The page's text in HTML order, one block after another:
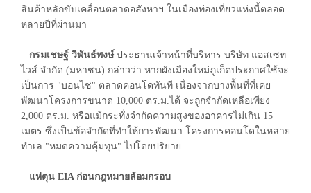
สินค้าหลักขับเคลื่อนตลาดอสังหาฯ ในเมืองท่องเที่ยวแห่งนี้ตลอด
หลายปีที่ผ่านมา
กรมเชษฐ์ วิพันธ์พงษ์ ประธานเจ้าหน้าที่บริหาร บริษัท แอสเซท
ไวส์ จำกัด (มหาชน) กล่าวว่า หากผังเมืองใหม่ภูเก็ตประกาศใช้จะ
เป็นการ "บอนไซ" ตลาดคอนโดทันที เนื่องจากบางพื้นที่ที่เคย
พัฒนาโครงการขนาด 10,000 ตร.ม.ได้ จะถูกจำกัดเหลือเพียง
2,000 ตร.ม. หรือแม้กระทั่งจำกัดความสูงของอาคารไม่เกิน 15
เมตร ซึ่งเป็นข้อจำกัดที่ทำให้การพัฒนา โครงการคอนโดในหลาย
ทำเล "หมดความคุ้มทุน" ไปโดยปริยาย
แห่ตุน EIA ก่อนกฎหมายล้อมกรอบ